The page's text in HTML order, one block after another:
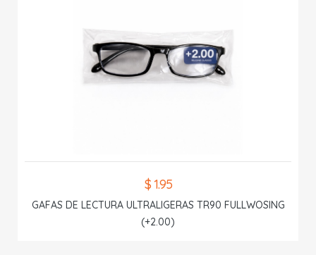
$ 1.95
GAFAS DE LECTURA ULTRALIGERAS TR90 FULLWOSING
(+2.00)